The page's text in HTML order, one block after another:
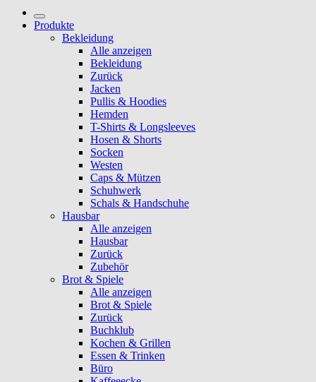
Produkte
Bekleidung
Alle anzeigen
Bekleidung
Zurück
Jacken
Pullis & Hoodies
Hemden
T-Shirts & Longsleeves
Hosen & Shorts
Socken
Westen
Caps & Mützen
Schuhwerk
Schals & Handschuhe
Hausbar
Alle anzeigen
Hausbar
Zurück
Zubehör
Brot & Spiele
Alle anzeigen
Brot & Spiele
Zurück
Buchklub
Kochen & Grillen
Essen & Trinken
Büro